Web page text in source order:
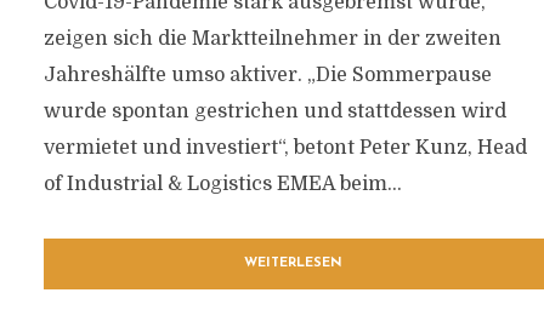
zeigen sich die Marktteilnehmer in der zweiten
Jahreshälfte umso aktiver. „Die Sommerpause
wurde spontan gestrichen und stattdessen wird
vermietet und investiert“, betont Peter Kunz, Head
of Industrial & Logistics EMEA beim...
WEITERLESEN